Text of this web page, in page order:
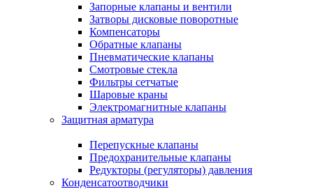
Запорные клапаны и вентили
Затворы дисковые поворотные
Компенсаторы
Обратные клапаны
Пневматические клапаны
Смотровые стекла
Фильтры сетчатые
Шаровые краны
Электромагнитные клапаны
Защитная арматура
Перепускные клапаны
Предохранительные клапаны
Редукторы (регуляторы) давления
Конденсатоотводчики